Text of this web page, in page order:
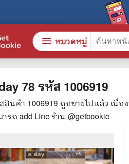
78 รหัส 1006919
สินค้า 1006919 ถูกขายไปแล้ว เนื่
ารถ add Line ร้าน @getbookie
menu หมวดหมู่
สือทั้งหมด